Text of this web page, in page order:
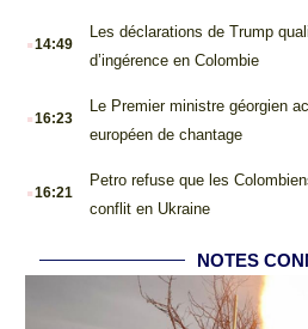
.14:49
Les déclarations de Trump
d’ingérence en Colombie
.16:23
Le Premier ministre géorgien
européen de chantage
.16:21
Petro refuse que les
conflit en Ukraine
NOTES